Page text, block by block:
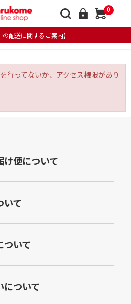
0
の配送に関するご案内】
行ってないか、アクセス権限があり
け便について
いて
ついて
について